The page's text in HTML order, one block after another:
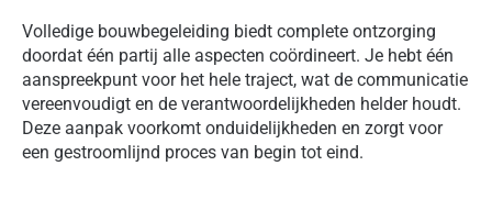
Volledige bouwbegeleiding biedt complete ontzorging
doordat één partij alle aspecten coördineert. Je hebt één
aanspreekpunt voor het hele traject, wat de communicatie
vereenvoudigt en de verantwoordelijkheden helder houdt.
Deze aanpak voorkomt onduidelijkheden en zorgt voor
een gestroomlijnd proces van begin tot eind.